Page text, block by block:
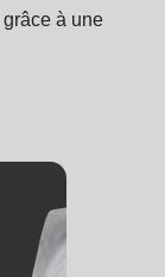
grâce à une